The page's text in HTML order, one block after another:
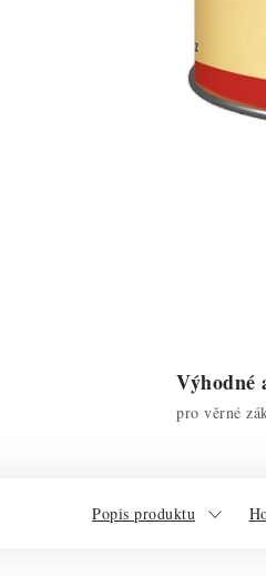
Výhodné
pro věrné
Popis produktu